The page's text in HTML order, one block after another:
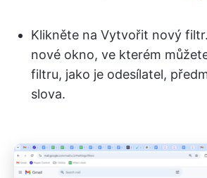
Klikněte na Vytvořit nový
nové okno, ve kterém
filtru, jako je odesílatel,
slova.